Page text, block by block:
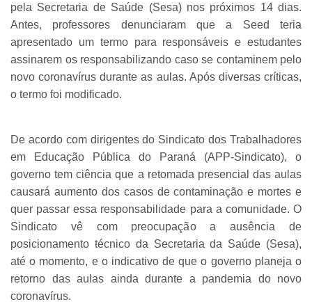
pela Secretaria de Saúde (Sesa) nos próximos 14 dias.
Antes, professores denunciaram que a Seed teria
apresentado um termo para responsáveis e estudantes
assinarem os responsabilizando caso se contaminem pelo
novo coronavírus durante as aulas. Após diversas críticas,
o termo foi modificado.
De acordo com dirigentes do Sindicato dos Trabalhadores
em Educação Pública do Paraná (APP-Sindicato), o
governo tem ciência que a retomada presencial das aulas
causará aumento dos casos de contaminação e mortes e
quer passar essa responsabilidade para a comunidade. O
Sindicato vê com preocupação a ausência de
posicionamento técnico da Secretaria da Saúde (Sesa),
até o momento, e o indicativo de que o governo planeja o
retorno das aulas ainda durante a pandemia do novo
coronavírus.